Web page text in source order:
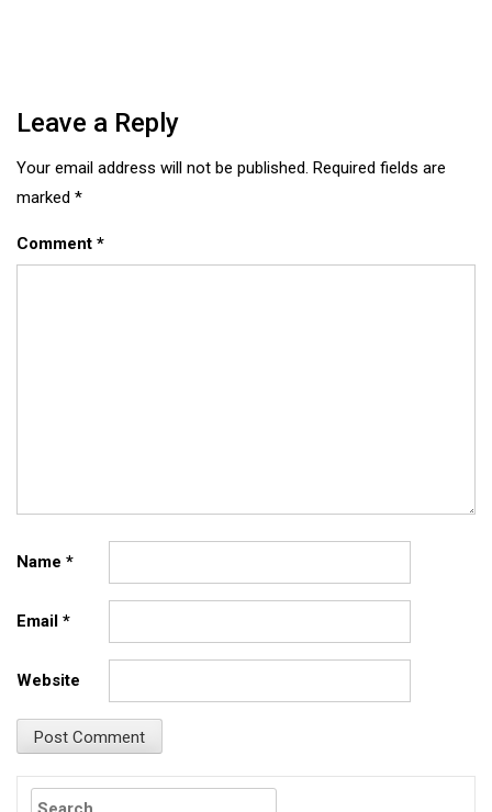
Leave a Reply
Your email address will not be published. Required fields are
marked *
Comment *
Name *
Email *
Website
Search